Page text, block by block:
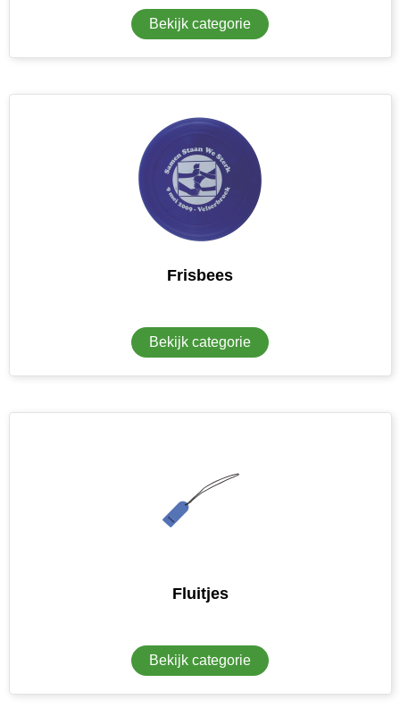
Bekijk categorie
Frisbees
Bekijk categorie
Fluitjes
Bekijk categorie